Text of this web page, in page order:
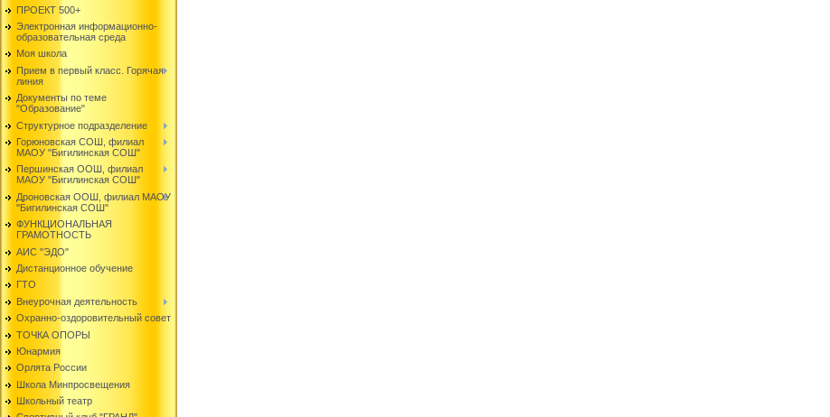
ПРОЕКТ 500+
Электронная информационно-
образовательная среда
Моя школа
Прием в первый класс. Горячая
линия
Документы по теме
"Образование"
Структурное подразделение
Горюновская СОШ, филиал
МАОУ "Бигилинская СОШ"
Першинская ООШ, филиал
МАОУ "Бигилинская СОШ"
Дроновская ООШ, филиал МАОУ
"Бигилинская СОШ"
ФУНКЦИОНАЛЬНАЯ
ГРАМОТНОСТЬ
АИС "ЭДО"
Дистанционное обучение
ГТО
Внеурочная деятельность
Охранно-оздоровительный совет
ТОЧКА ОПОРЫ
Юнармия
Орлята России
Школа Минпросвещения
Школьный театр